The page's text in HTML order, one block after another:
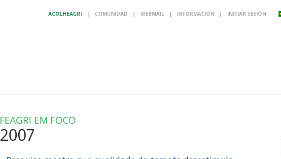
ACOLHEAGRI | COMUNIDAD | WEBMAIL | INFORMACIÓN | INICIAR SESIÓN
FEAGRI EM FOCO
2007